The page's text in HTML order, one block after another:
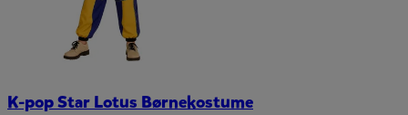
K-pop Star Lotus Børnekostume